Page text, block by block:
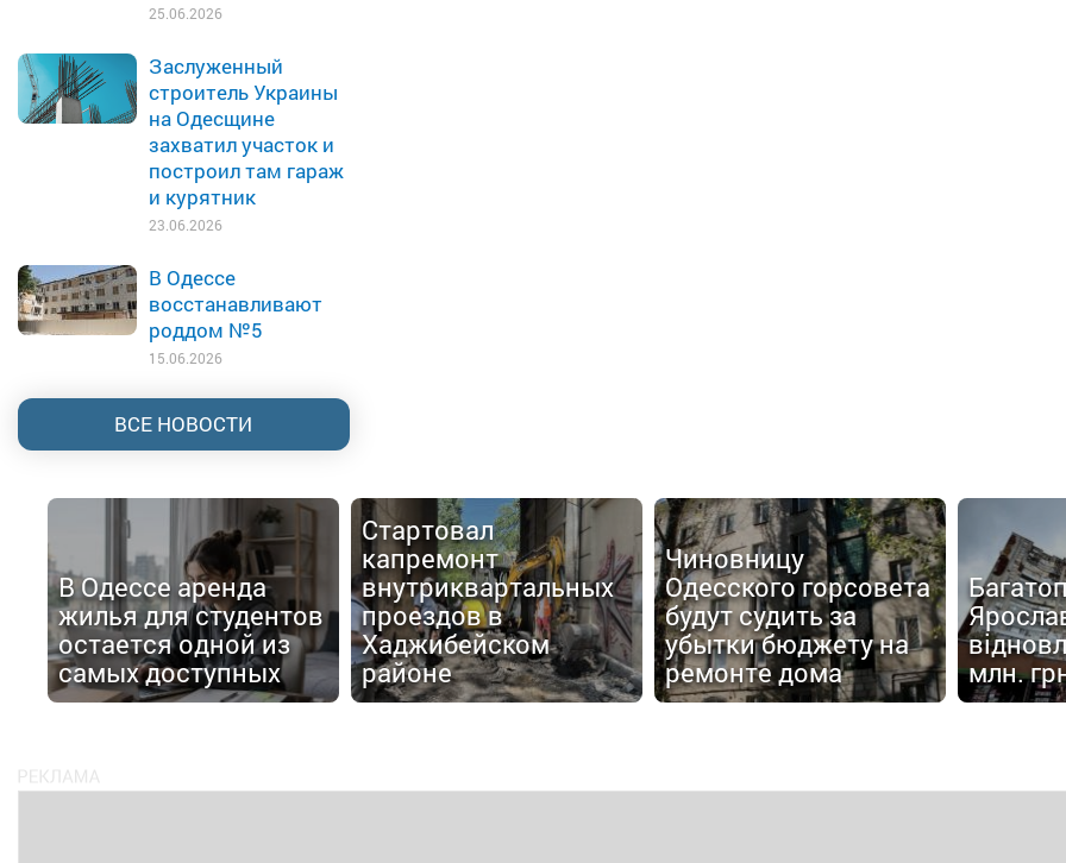
25.06.2026
Заслуженный
строитель Украины
на Одесщине
захватил участок и
построил там гараж
и курятник
23.06.2026
В Одессе
восстанавливают
роддом №5
15.06.2026
ВСЕ НОВОСТИ
В Одессе аренда
жилья для студентов
остается одной из
самых доступных
Стартовал
капремонт
внутриквартальных
проездов в
Хаджибейском
районе
Чиновницу
Одесского горсовета
будут судить за
убытки бюджету на
ремонте дома
млн.